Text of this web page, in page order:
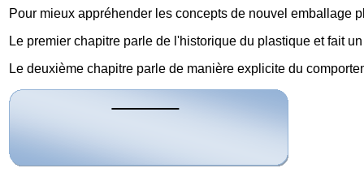
Pour mieux appréhender les concepts de nouvel emballage
Le premier chapitre parle de l'historique du plastique et fait
Le deuxième chapitre parle de manière explicite du